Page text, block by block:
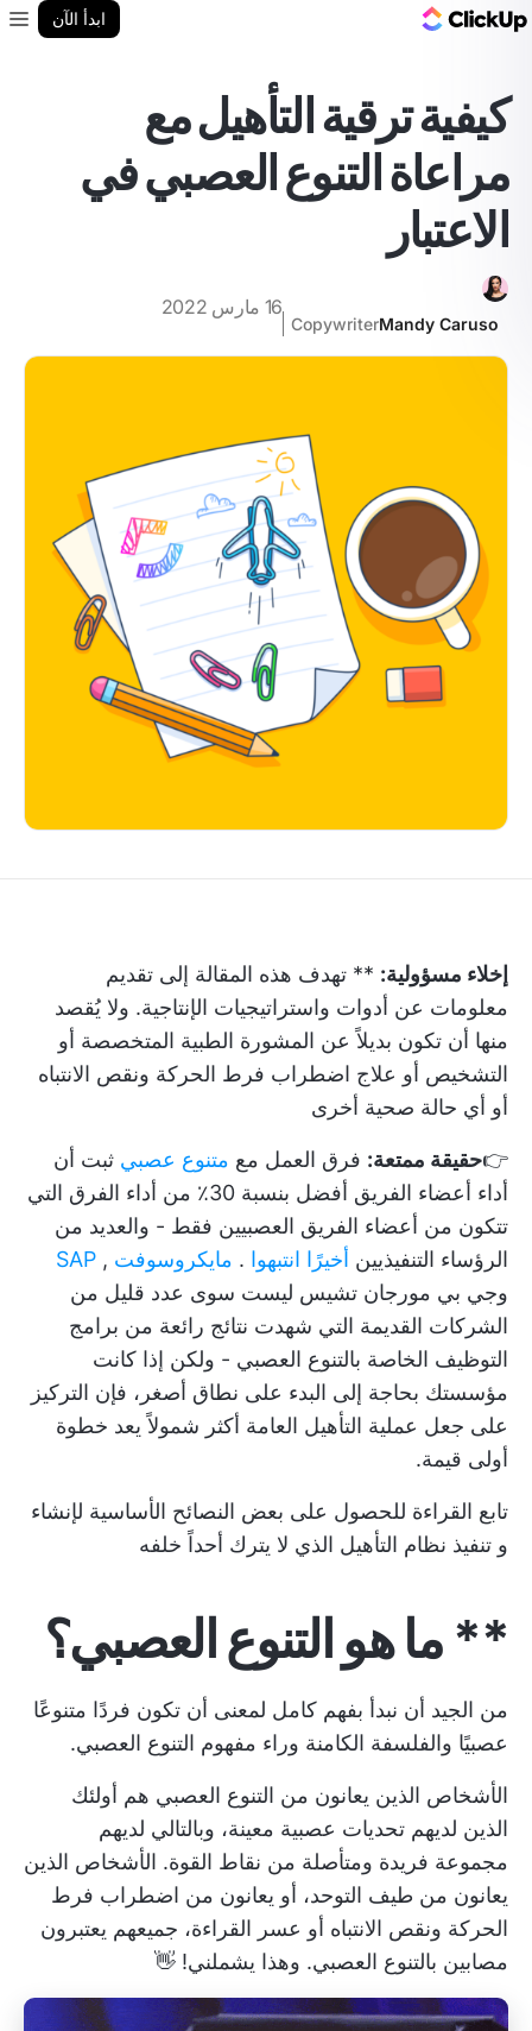
ابدأ الآن
كيفية ترقية التأهيل مع
مراعاة التنوع العصبي في
الاعتبار
Mandy Caruso
Copywriter
16 مارس 2022
إخلاء مسؤولية: ** تهدف هذه المقالة إلى تقديم
معلومات عن أدوات واستراتيجيات الإنتاجية. ولا يُقصد
منها أن تكون بديلاً عن المشورة الطبية المتخصصة أو
التشخيص أو علاج اضطراب فرط الحركة ونقص الانتباه
أو أي حالة صحية أخرى
👉حقيقة ممتعة: فرق العمل مع متنوع عصبي ثبت أن
أداء أعضاء الفريق أفضل بنسبة 30٪ من أداء الفرق التي
تتكون من أعضاء الفريق العصبيين فقط - والعديد من
الرؤساء التنفيذيين أخيرًا انتبهوا . مايكروسوفت ,
SAP
وجي بي مورجان تشيس ليست سوى عدد قليل من
الشركات القديمة التي شهدت نتائج رائعة من برامج
التوظيف الخاصة بالتنوع العصبي - ولكن إذا كانت
مؤسستك بحاجة إلى البدء على نطاق أصغر، فإن التركيز
على جعل عملية التأهيل العامة أكثر شمولاً يعد خطوة
أولى قيمة.
تابع القراءة للحصول على بعض النصائح الأساسية لإنشاء
و تنفيذ نظام التأهيل الذي لا يترك أحداً خلفه
** ما هو التنوع العصبي؟
من الجيد أن نبدأ بفهم كامل لمعنى أن تكون فردًا متنوعًا
عصبيًا والفلسفة الكامنة وراء مفهوم التنوع العصبي.
الأشخاص الذين يعانون من التنوع العصبي هم أولئك
الذين لديهم تحديات عصبية معينة، وبالتالي لديهم
مجموعة فريدة ومتأصلة من نقاط القوة. الأشخاص الذين
يعانون من طيف التوحد، أو يعانون من اضطراب فرط
الحركة ونقص الانتباه أو عسر القراءة، جميعهم يعتبرون
مصابين بالتنوع العصبي. وهذا يشملني! 👋